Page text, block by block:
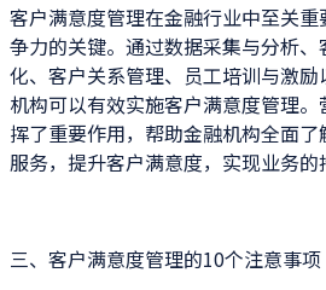
客户满意度管理在金融行业中至关
争力的关键。通过数据采集与分析
化、客户关系管理、员工培训与激
机构可以有效实施客户满意度管理
挥了重要作用，帮助金融机构全面
服务，提升客户满意度，实现业务的
三、客户满意度管理的10个注意事项